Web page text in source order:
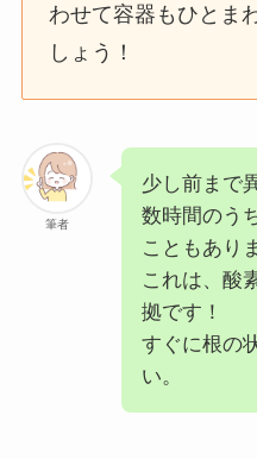
わせて容器もひとま
しょう！
筆者
少し前まで
数時間のう
こともあり
これは、酸
拠です！
すぐに根の
い。